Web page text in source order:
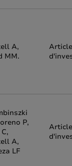
A,
MM.
Article
P,
A,
LF
Article